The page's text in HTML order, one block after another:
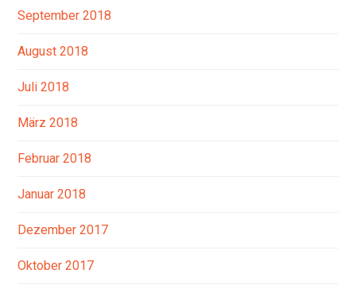
September 2018
August 2018
Juli 2018
März 2018
Februar 2018
Januar 2018
Dezember 2017
Oktober 2017